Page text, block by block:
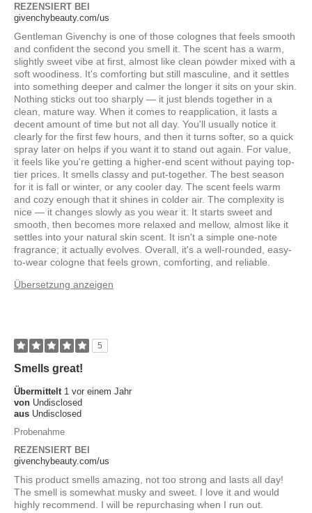
REZENSIERT BEI
givenchybeauty.com/us
Gentleman Givenchy is one of those colognes that feels smooth
and confident the second you smell it. The scent has a warm,
slightly sweet vibe at first, almost like clean powder mixed with a
soft woodiness. It's comforting but still masculine, and it settles
into something deeper and calmer the longer it sits on your skin.
Nothing sticks out too sharply — it just blends together in a
clean, mature way. When it comes to reapplication, it lasts a
decent amount of time but not all day. You'll usually notice it
clearly for the first few hours, and then it turns softer, so a quick
spray later on helps if you want it to stand out again. For value,
it feels like you're getting a higher-end scent without paying top-
tier prices. It smells classy and put-together. The best season
for it is fall or winter, or any cooler day. The scent feels warm
and cozy enough that it shines in colder air. The complexity is
nice — it changes slowly as you wear it. It starts sweet and
smooth, then becomes more relaxed and mellow, almost like it
settles into your natural skin scent. It isn't a simple one-note
fragrance; it actually evolves. Overall, it's a well-rounded, easy-
to-wear cologne that feels grown, comforting, and reliable.
Übersetzung anzeigen
5
Smells great!
Übermittelt 1 vor einem Jahr
von Undisclosed
aus Undisclosed
Probenahme
REZENSIERT BEI
givenchybeauty.com/us
This product smells amazing, not too strong and lasts all day!
The smell is somewhat musky and sweet. I love it and would
highly recommend. I will be repurchasing when I run out.